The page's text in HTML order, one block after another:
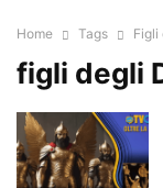
Home Tags Figli
figli degli